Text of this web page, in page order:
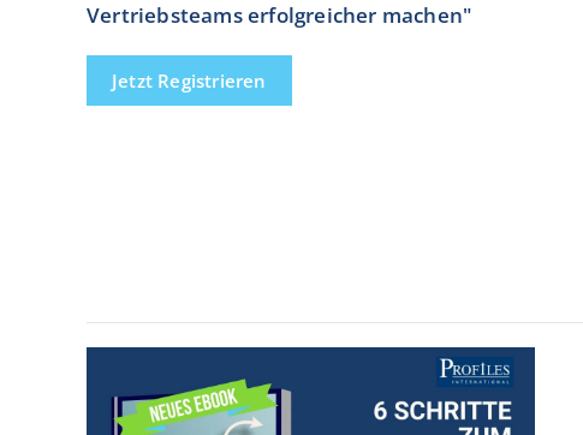
Vertriebsteams erfolgreicher machen"
Jetzt Registrieren